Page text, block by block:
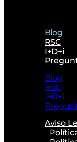
Blog
RSC
I+D+i
Blog
RSC
I+D+i
Aviso